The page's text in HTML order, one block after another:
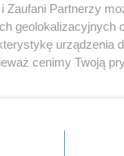
2022 Kurier
Zaufani Partnerzy
geolokalizacyjnych
urządzenia
cenimy Twoją
się w lewym
przetwarzania